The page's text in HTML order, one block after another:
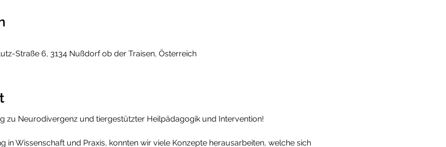
Straße 6, 3134 Nußdorf ob der Traisen, Österreich
zu Neurodivergenz und tiergestützter Heilpädagogik und Intervention!
in Wissenschaft und Praxis, konnten wir viele Konzepte herausarbeiten, welche sich